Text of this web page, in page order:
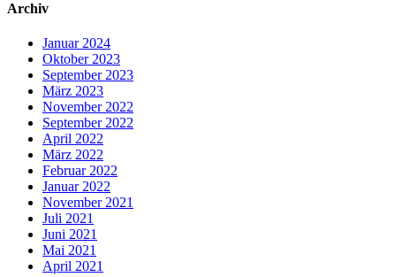
Archiv
Januar 2024
Oktober 2023
September 2023
März 2023
November 2022
September 2022
April 2022
März 2022
Februar 2022
Januar 2022
November 2021
Juli 2021
Juni 2021
Mai 2021
April 2021